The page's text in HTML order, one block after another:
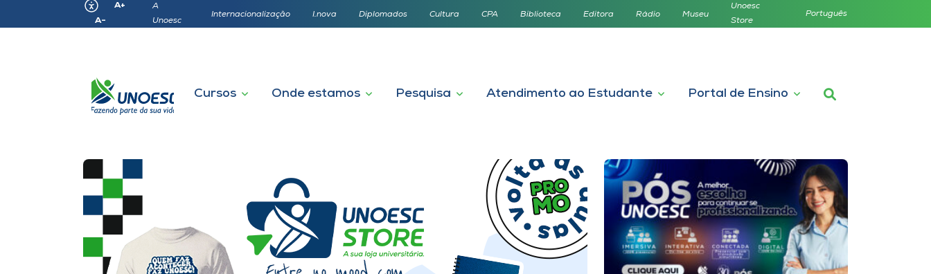
A+
A-
A
Unoesc
Internacionalização I.nova Diplomados Cultura CPA Biblioteca Editora Rádio Museu
Unoesc
Store
Português
Cursos Onde estamos Pesquisa Atendimento ao Estudante Portal de Ensino